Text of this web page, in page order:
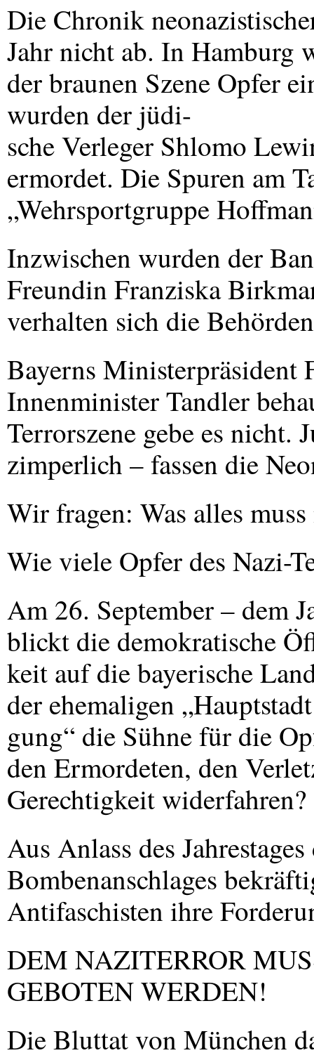
Die Chronik
Jahr nicht ab. In Hamburg
der braunen Szene Opfer
wurden der jüdi-
sche Verleger Shlomo
ermordet. Die Spuren am
„Wehrsportgruppe
Inzwischen wurden der
Freundin Franziska
verhalten sich die
Bayerns Ministerpräsident
Innenminister Tandler
Terrorszene gebe es nicht.
zimperlich – fassen die
Wir fragen: Was alles muss
Wie viele Opfer des Nazi-
Am 26. September – dem
blickt die demokratische
keit auf die bayerische
der ehemaligen
gung“ die Sühne für die
den Ermordeten, den
Gerechtigkeit widerfahren?
Aus Anlass des
Bombenanschlages
Antifaschisten ihre
DEM NAZITERROR
GEBOTENWERDEN!
Die Bluttat von München